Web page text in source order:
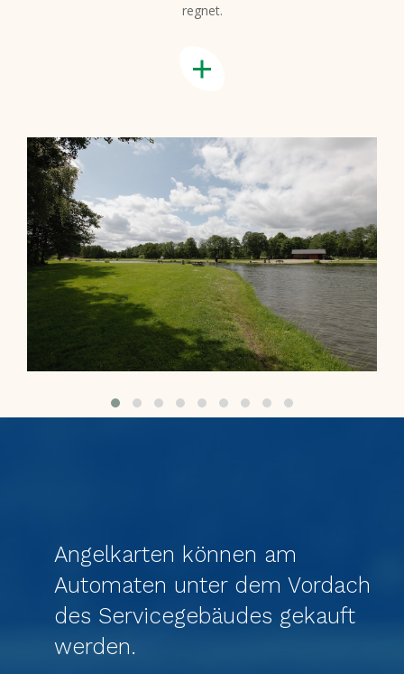
regnet.
Angelkarten können am
Automaten unter dem Vordach
des Servicegebäudes gekauft
werden.